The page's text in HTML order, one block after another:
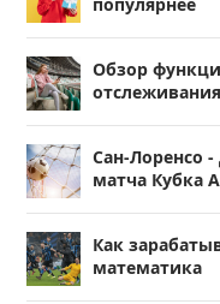
Обзор
Сан-Лоренсо
матча Кубка
Как
математика